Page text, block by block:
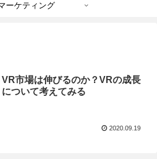
ーケティング
VR市場は伸びるのか？VRの成長
について考えてみる
2020.09.19